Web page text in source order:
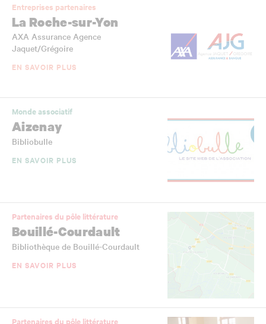
Entreprises partenaires
La Roche-sur-Yon
AXA Assurance Agence
Jaquet/Grégoire
EN SAVOIR PLUS
Monde associatif
Aizenay
Bibliobulle
EN SAVOIR PLUS
Partenaires du pôle littérature
Bouillé-Courdault
Bibliothèque de Bouillé-Courdault
EN SAVOIR PLUS
Partenaires du pôle littérature